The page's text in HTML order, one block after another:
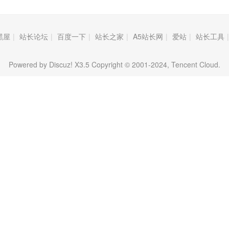
屋 | 站长论坛 | 百度一下 | 站长之家 | A5站长网 | 爱站 | 站长工具 |
Powered by Discuz! X3.5 Copyright © 2001-2024, Tencent Cloud.